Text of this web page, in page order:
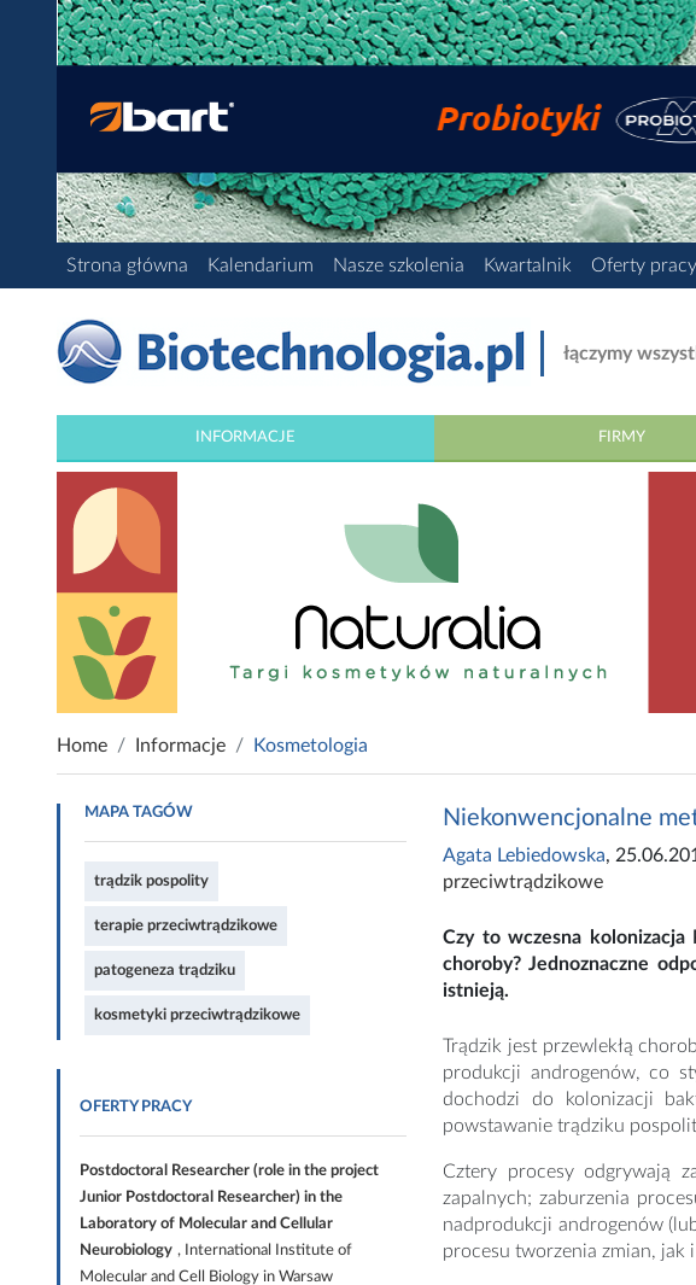
Strona główna Kalendarium Nasze szkolenia Kwartalnik Oferty
łączymy
INFORMACJE FIRMY
Home Informacje Kosmetologia
MAPA TAGÓW
trądzik pospolity
terapie przeciwtrądzikowe
patogeneza trądziku
kosmetyki przeciwtrądzikowe
OFERTY PRACY
Postdoctoral Researcher (role in the project
Junior Postdoctoral Researcher) in the
Laboratory of Molecular and Cellular
Neurobiology , International Institute of
Molecular and Cell Biology in Warsaw
Niekonwencjonalne
Agata Lebiedowska,
przeciwtrądzikowe
Czy to wczesna kolonizacja
choroby? Jednoznaczne
istnieją.
Trądzik jest przewlekłą
produkcji androgenów, co
dochodzi do kolonizacji
powstawanie trądziku
Cztery procesy odgrywają
zapalnych; zaburzenia
nadprodukcji androgenów
procesu tworzenia zmian, jak